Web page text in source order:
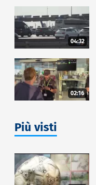
04:32
02:16
Più visti